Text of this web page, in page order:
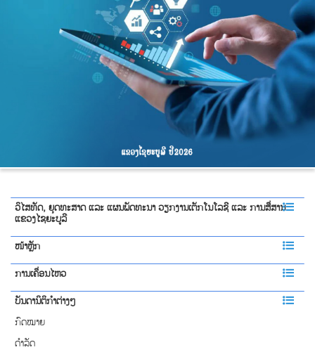
ວິໄສທັດ, ຍຸດທະສາດ ແລະ ແຜນພັດທະນາ ວຽກງານເຕັກໂນໂລຊີ ແລະ ການສື່ສານ
ແຂວງໄຊຍະບູລີ
ໜ້າຫຼັກ
ການເຄື່ອນໄຫວ
ບັນດານິຕິກຳຕ່າງໆ
ກົດໝາຍ
ດຳລັດ